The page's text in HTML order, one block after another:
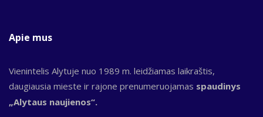
Apie mus
Vienintelis Alytuje nuo 1989 m. leidžiamas laikraštis,
daugiausia mieste ir rajone prenumeruojamas spaudinys
„Alytaus naujienos“.